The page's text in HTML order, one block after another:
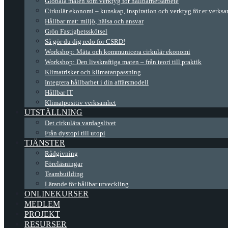
Cirkulär ekonomi – kunskap, inspiration och verktyg för er
Hållbar mat: miljö, hälsa och ansvar
Grön Fastighetsskötsel
Så gör du dig redo för CSRD!
Workshop: Mäta och kommunicera cirkulär ekonomi
Workshop: Den livskraftiga maten – från teori till praktik
Klimatrisker och klimatanpassning
Integrera hållbarhet i din affärsmodell
Hållbar IT
Klimatpositiv verksamhet
UTSTÄLLNING
Det cirkulära vardagslivet
Från dystopi till utopi
TJÄNSTER
Rådgivning
Föreläsningar
Teambuilding
Lärande för hållbar utveckling
ONLINEKURSER
MEDLEM
PROJEKT
RESURSER